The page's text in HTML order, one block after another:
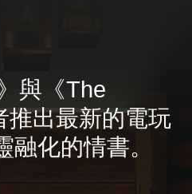
與《The
推出最新的電玩
融化的情書。